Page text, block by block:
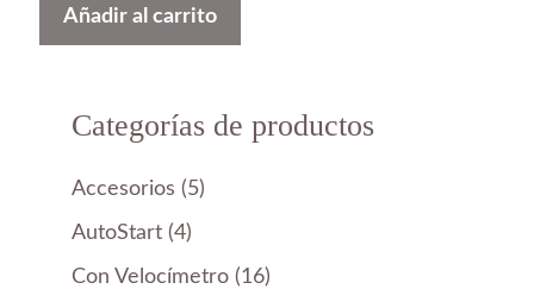
era:
actual
$450.00.
Añadir al carrito
Categorías de productos
Accesorios 55
AutoStart 44
productos
Con Velocímetro 1616